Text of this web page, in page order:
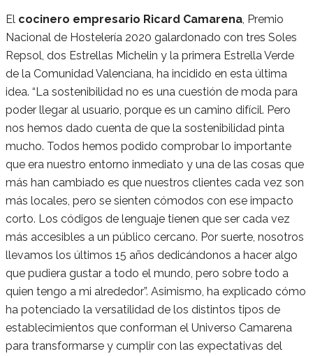
El cocinero empresario Ricard Camarena , Premio
Nacional de Hostelería 2020 galardonado con tres Soles
Repsol, dos Estrellas Michelin y la primera Estrella Verde
de la Comunidad Valenciana, ha incidido en esta última
idea. “La sostenibilidad no es una cuestión de moda para
poder llegar al usuario, porque es un camino difícil. Pero
nos hemos dado cuenta de que la sostenibilidad pinta
mucho. Todos hemos podido comprobar lo importante
que era nuestro entorno inmediato y una de las cosas que
más han cambiado es que nuestros clientes cada vez son
más locales, pero se sienten cómodos con ese impacto
corto. Los códigos de lenguaje tienen que ser cada vez
más accesibles a un público cercano. Por suerte, nosotros
llevamos los últimos 15 años dedicándonos a hacer algo
que pudiera gustar a todo el mundo, pero sobre todo a
quien tengo a mi alrededor”. Asimismo, ha explicado cómo
ha potenciado la versatilidad de los distintos tipos de
establecimientos que conforman el Universo Camarena
para transformarse y cumplir con las expectativas del